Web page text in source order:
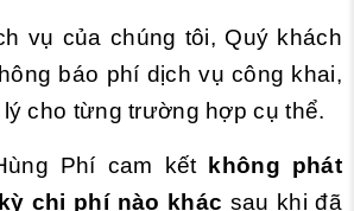
vụ của chúng tôi, Quý khách
báo phí dịch vụ công khai,
cho từng trường hợp cụ thể.
Phí cam kết
không phát
chi phí nào khác sau khi đã